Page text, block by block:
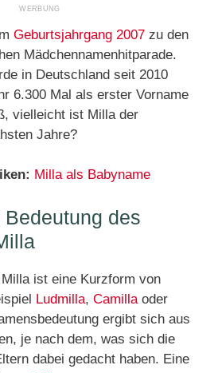
Geburtsjahrgang 2007 zu den
Mädchennamenhitparade.
in Deutschland seit 2010
6.300 Mal als erster Vorname
vielleicht ist Milla der
Jahre?
Milla als Babyname
des
ist eine Kurzform von
Ludmilla, Camilla oder
ergibt sich aus
je nach dem, was sich die
dabei gedacht haben. Eine